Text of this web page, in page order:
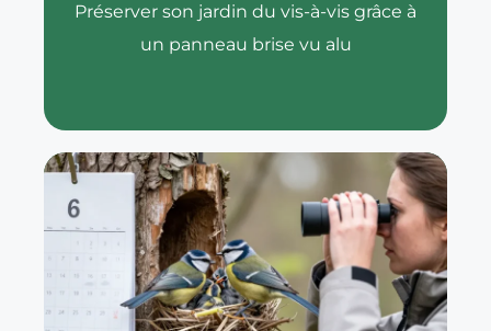
Préserver son jardin du vis-à-vis grâce à
un panneau brise vu alu